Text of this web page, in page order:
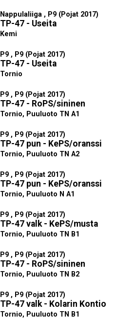
Nappulaliiga , P9 (Pojat 2017)
TP-47 - Useita
Kemi
P9 , P9 (Pojat 2017)
TP-47 - Useita
Tornio
P9 , P9 (Pojat 2017)
TP-47 - RoPS/sininen
Tornio, Puuluoto TN A1
P9 , P9 (Pojat 2017)
TP-47 pun - KePS/oranssi
Tornio, Puuluoto TN A2
P9 , P9 (Pojat 2017)
TP-47 pun - KePS/oranssi
Tornio, Puuluoto N A1
P9 , P9 (Pojat 2017)
TP-47 valk - KePS/musta
Tornio, Puuluoto TN B1
P9 , P9 (Pojat 2017)
TP-47 - RoPS/sininen
Tornio, Puuluoto TN B2
P9 , P9 (Pojat 2017)
TP-47 valk - Kolarin Kontio
Tornio, Puuluoto TN B1